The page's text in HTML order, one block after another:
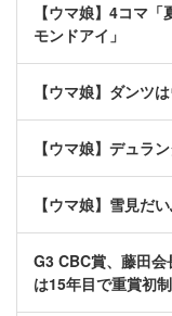
【ウマ娘】4コマ
モンドアイ」
【ウマ娘】ダンツ
【ウマ娘】デュラ
【ウマ娘】雪見だ
G3 CBC賞、藤田
は15年目で重賞初